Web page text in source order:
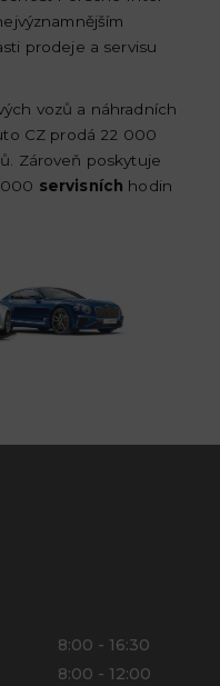
prodeje a servisu
vozů a náhradních
CZ prodá 22 000
Zároveň poskytuje
servisních hodin
8:00 - 16:30
8:00 - 12:00